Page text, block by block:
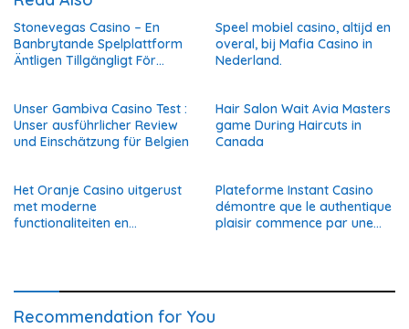
Stonevegas Casino – En
Banbrytande Spelplattform
Äntligen Tillgängligt För
Speel mobiel casino, altijd en
overal, bij Mafia Casino in
Nederland.
Unser Gambiva Casino Test :
Unser ausführlicher Review
und Einschätzung für Belgien
Hair Salon Wait Avia Masters
game During Haircuts in
Canada
Het Oranje Casino uitgerust
met moderne
functionaliteiten en
Plateforme Instant Casino
démontre que le authentique
plaisir commence par une
Recommendation for You